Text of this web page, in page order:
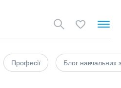
Професії Блог навчальних